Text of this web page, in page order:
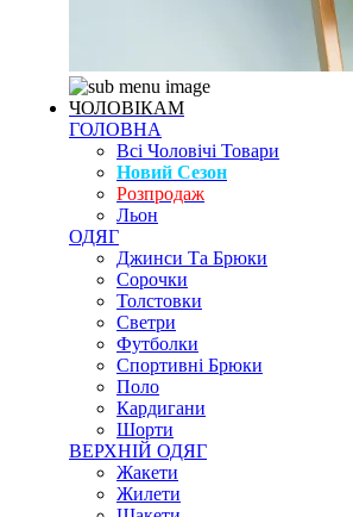
ЧОЛОВІКАМ
ГОЛОВНА
Всі Чоловічі Товари
Новий Сезон
Розпродаж
Льон
ОДЯГ
Джинси Та Брюки
Сорочки
Толстовки
Светри
Футболки
Спортивні Брюки
Поло
Кардигани
Шорти
ВЕРХНІЙ ОДЯГ
Жакети
Жилети